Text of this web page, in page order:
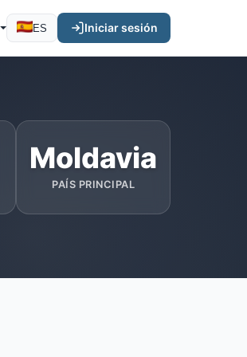
ES Iniciar sesión
Moldavia
PAÍS PRINCIPAL